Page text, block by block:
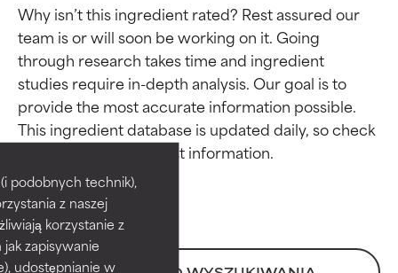
podobnych technik),
z naszej
korzystanie z
zapisywanie
udostępnianie w
Why isn’t this ingredient rated? Rest assured our
team is or will soon be working on it. Going
through research takes time and ingredient
studies require in-depth analysis. Our goal is to
provide the most accurate information possible.
This ingredient database is updated daily, so check
Oceny składników
BEST
Udowodnione i potwierdzone
przez niezależne badania.
Oceny składników
BEST
Udowodnione i potwierdzone
przez niezależne badania.